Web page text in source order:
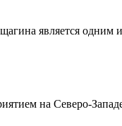
является одним
на Северо-